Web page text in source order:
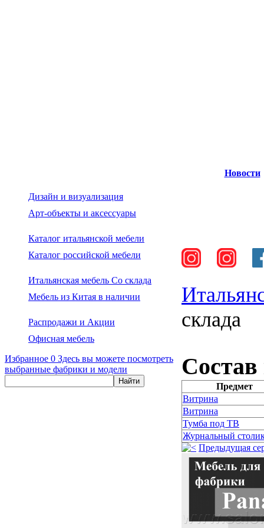
Дизайн и визуализация
Арт-объекты и аксессуары
Каталог итальянской мебели
Каталог российской мебели
Итальянская мебель Со склада
Мебель из Китая в наличии
Распродажи и Акции
Офисная мебель
Избранное 0 Здесь вы можете посмотреть
выбранные фабрики и модели
Новости
склада
Предмет
Витрина
Витрина
Тумба под ТВ
Журнальный
Предыдущая